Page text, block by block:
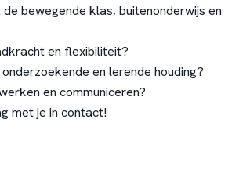
de bewegende klas, buitenonderwijs en
en flexibiliteit?
onderzoekende en lerende houding?
en communiceren?
met je in contact!